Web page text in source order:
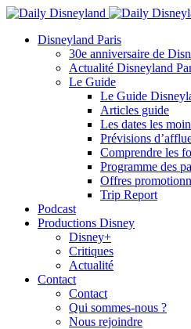
Disneyland Paris
30e anniversaire de
Actualité Disneyland
Le Guide
Le Guide
Articles guide
Les dates les
Prévisions
Comprendre les
Programme des
Offres
Trip Report
Podcast
Productions Disney
Disney+
Critiques
Actualité
Contact
Contact
Qui sommes-nous ?
Nous rejoindre